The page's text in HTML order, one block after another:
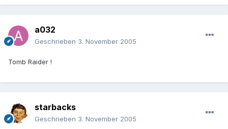
a032
Geschrieben 3. November 2005
Tomb Raider !
starbacks
Geschrieben 3. November 2005